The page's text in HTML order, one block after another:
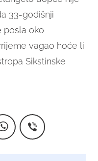
33-godišnji
posla oko
vagao hoće li
Sikstinske